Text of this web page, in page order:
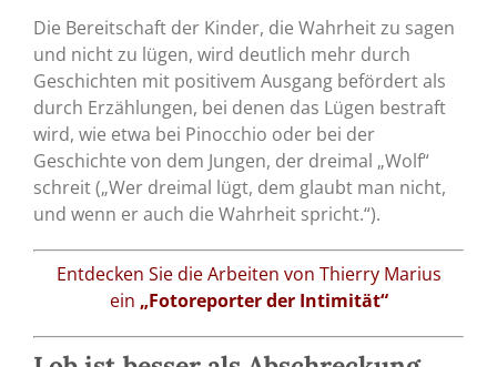
Die Bereitschaft der Kinder, die Wahrheit zu sagen
und nicht zu lügen, wird deutlich mehr durch
Geschichten mit positivem Ausgang befördert als
durch Erzählungen, bei denen das Lügen bestraft
wird, wie etwa bei Pinocchio oder bei der
Geschichte von dem Jungen, der dreimal „Wolf“
schreit („Wer dreimal lügt, dem glaubt man nicht,
und wenn er auch die Wahrheit spricht.“).
Entdecken Sie die Arbeiten von Thierry Marius
ein „Fotoreporter der Intimität“